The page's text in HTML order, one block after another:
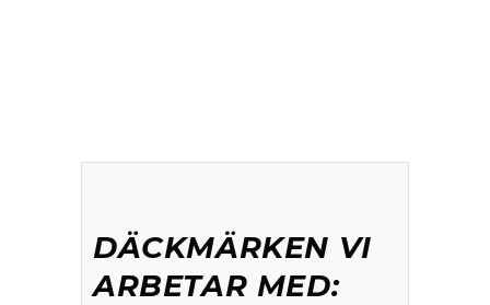
DÄCKMÄRKEN VI
ARBETAR MED: